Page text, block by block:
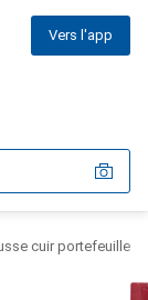
Vers l'app
cuir portefeuille